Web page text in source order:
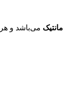
مانتیک می‌باشد و هر